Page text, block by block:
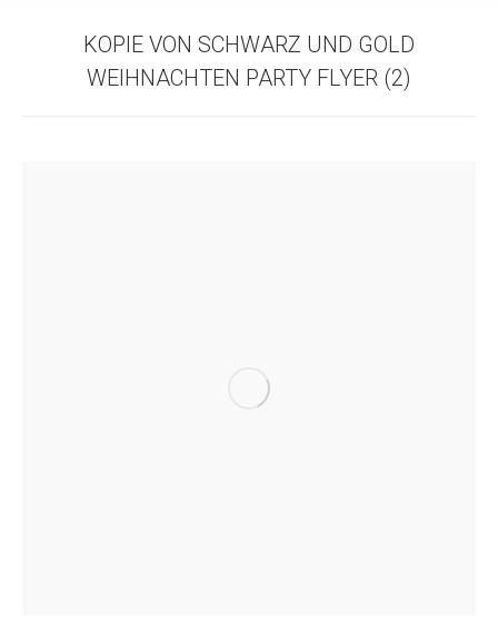
KOPIE VON SCHWARZ UND GOLD
WEIHNACHTEN PARTY FLYER (2)